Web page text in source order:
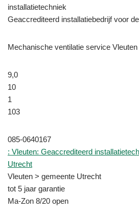
installatietechniek
Geaccrediteerd installatiebedrijf voor
Mechanische ventilatie service Vleuten
9,0
10
1
103
085-0640167
: Vleuten: Geaccrediteerd
Utrecht
Vleuten > gemeente Utrecht
tot 5 jaar garantie
Ma-Zon 8/20 open